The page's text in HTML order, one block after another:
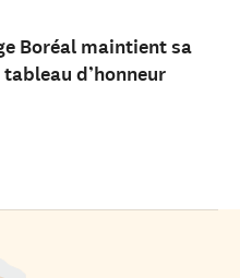
Boréal maintient sa
d’honneur